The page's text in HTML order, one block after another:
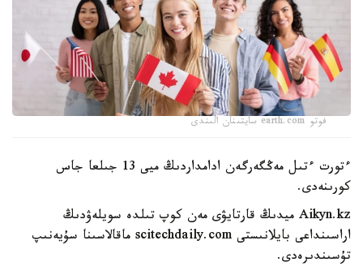
فوتو earth.com سايتىنان الىندى
ءتورت ءتىل مەڭگەرگەن ادامداردىڭ ميى 13 جىلعا جاس
كورىنەدى.
Aikyn.kz ميدىڭ قارتايۋى مەن كوپ تىلدە سويلەۋدىڭ
اراسىنداعى بايلانىستى scitechdaily.com ماقالاسىنا سۇيەنىپ
تۇسىندىرەدى.